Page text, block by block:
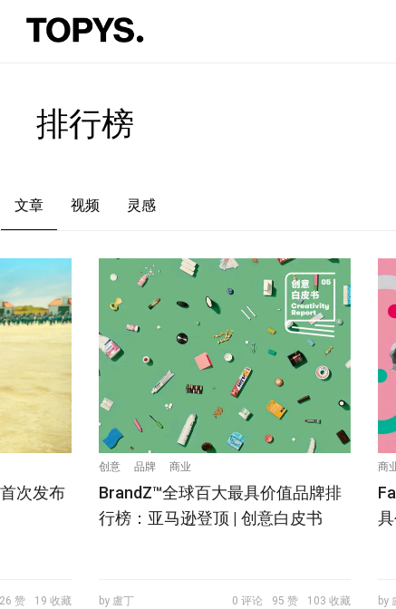
文章 视频 灵感
次发布
26 赞 19 收藏
创意 品牌 商业
BrandZ™全球百大最具价值品牌排
行榜：亚马逊登顶 | 创意白皮书
by 盧丁 0 评论 95 赞 103 收藏
商
by